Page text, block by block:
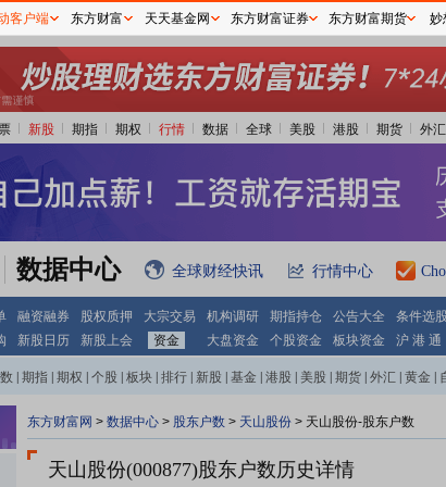
新股 期指 期权 行情 数据 全球 美股 港股 期货 外汇
数据中心 全球财经快讯 行情中心
融资融券 股权质押 大宗交易 机构调研 期指持仓 公告大全 条件选
新股日历 新股上会 资金 大盘资金 个股资金 板块资金 沪 港 通
期指 期权 个股 板块 排行 新股 基金 港股 美股 期货 外汇 黄金
东方财富网 > 数据中心 > 股东户数 > 天山股份 > 天山股份-股东户数
天山股份(000877)股东户数历史详情
客户端 东方财富 天天基金网 东方财富证券 东方财富期货 妙